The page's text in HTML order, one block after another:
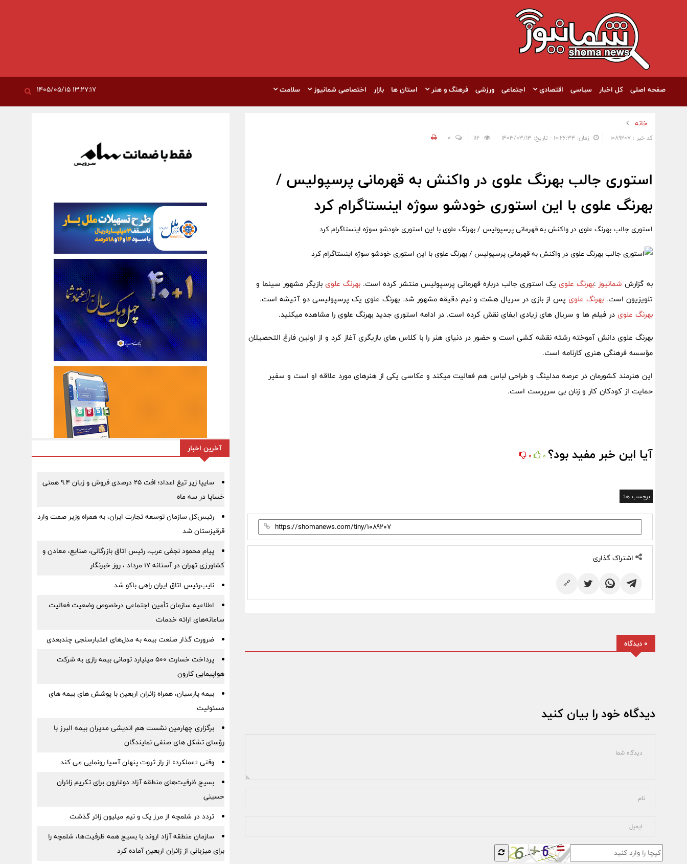
صفحه اصلی کل اخبار سیاسی اقتصادی اجتماعی ورزشی فرهنگ و هنر استان ها بازار اختصاصی شمانیوز سلامت
خانه
کد خبر : 1089207 زمان: ۱۰:۲۶:۳۴ - تاریخ: ۱۴۰۳/۰۳/۱۳ 0
استوری جالب بهرنگ علوی در واکنش به قهرمانی پرسپولیس /
بهرنگ علوی با این استوری خودشو سوژه اینستاگرام کرد
استوری جالب بهرنگ علوی در واکنش به قهرمانی پرسپولیس / بهرنگ علوی با این استوری خودشو سوژه اینستاگرام کرد
به گزارش شمانیوز :بهرنگ علوی یک استوری جالب درباره قهرمانی پرسپولیس منتشر کرده است. بهرنگ علوی بازیگر مشهور سینما و
تلویزیون است. بهرنگ علوی پس از بازی در سریال هشت و نیم دقیقه مشهور شد. بهرنگ علوی یک پرسپولیسی دو آتیشه است.
بهرنگ علوی در فیلم ها و سریال های زیادی ایفای نقش کرده است. در ادامه استوری جدید بهرنگ علوی را مشاهده میکنید.
بهرنگ علوی دانش آموخته رشته نقشه کشی است و حضور در دنیای هنر را با کلاس های بازیگری آغاز کرد و از اولین فارغ التحصیلان
مؤسسه فرهنگی هنری کارنامه است.
این هنرمند کشورمان در عرصه مدلینگ و طراحی لباس هم فعالیت میکند و عکاسی یکی از هنرهای مورد علاقه او است و سفیر
حمایت از کودکان کار و زنان بی سرپرست است.
آیا این خبر مفید بود؟ 0
0
برچسب ها:
اشتراک گذاری
🔗
0 دیدگاه
دیدگاه خود را بیان کنید
آخرین اخبار
سایپا زیر تیغ اعداد؛ افت ۲۵ درصدی فروش و زیان ۹.۴ همتی
خساپا در سه ماه
رئیس‌کل سازمان توسعه تجارت ایران، به همراه وزیر صمت وارد
قرقیزستان شد
پیام محمود نجفی عرب، رئیس اتاق بازرگانی، صنایع، معادن و
کشاورزی تهران در آستانه 17 مرداد ، روز خبرنگار
نایب‌رئیس اتاق ایران راهی باکو شد
اطلاعیه سازمان تأمین اجتماعی درخصوص وضعیت فعالیت
سامانه‌های ارائه خدمات
ضرورت گذار صنعت بیمه به مدل‌های اعتبارسنجی چندبعدی
پرداخت خسارت ۵۰۰ میلیارد تومانی بیمه رازی به شرکت
هواپیمایی کارون
بیمه پارسیان، همراه زائران اربعین با پوشش های بیمه های
مسئولیت
برگزاری چهارمین نشست هم اندیشی مدیران بیمه البرز با
رؤسای تشکل های صنفی نمایندگان
وقتی «عملکرد» از راز ثروت پنهان آسیا رونمایی می کند
بسیج ظرفیت‌های منطقه آزاد دوغارون برای تکریم زائران
حسینی
تردد در شلمچه از مرز یک و نیم میلیون زائر گذشت
سازمان منطقه آزاد اروند با بسیج همه ظرفیت‌ها، شلمچه را
برای میزبانی از زائران اربعین آماده کرد